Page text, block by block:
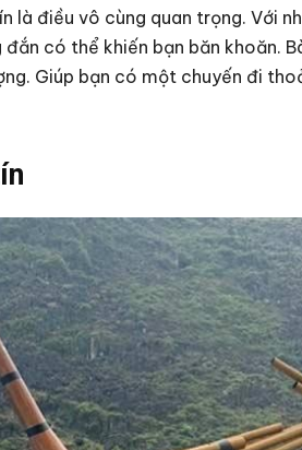
là điều vô cùng quan trọng. Với
có thể khiến bạn băn khoăn.
Giúp bạn có một chuyến đi